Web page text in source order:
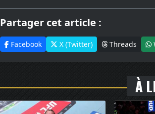
Partager cet article :
Facebook X (Twitter) Threads
À